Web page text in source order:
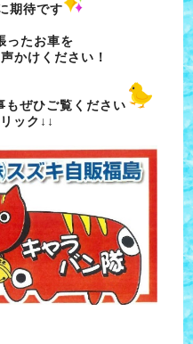
期待です
ったお車を
かけください！
もぜひご覧ください
ック↓↓